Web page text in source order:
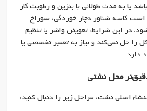
یا به مدت طولانی با بنزین و رطوبت کار
است کاسه شناور دچار خوردگی، سوراخ
در این شرایط، تعویض واشر یا تنظیم
را حل نمی‌کند و نیاز به تعمیر تخصصی یا
دارد.
محل نشتی
اصلی نشت، مراحل زیر را دنبال کنید: